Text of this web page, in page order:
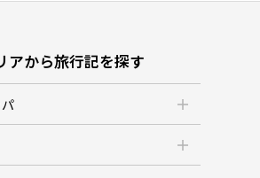
アから旅行記を探す